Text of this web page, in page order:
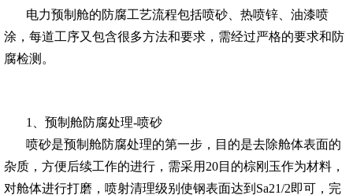
电力预制舱的防腐工艺流程包括喷砂、热喷锌、油漆喷
涂，每道工序又包含很多方法和要求，需经过严格的要求和防
腐检测。
1、预制舱防腐处理-喷砂
喷砂是预制舱防腐处理的第一步，目的是去除舱体表面的
杂质，方便后续工作的进行，需采用20目的棕刚玉作为材料，
对舱体进行打磨，喷射清理级别使钢表面达到Sa21/2即可，完